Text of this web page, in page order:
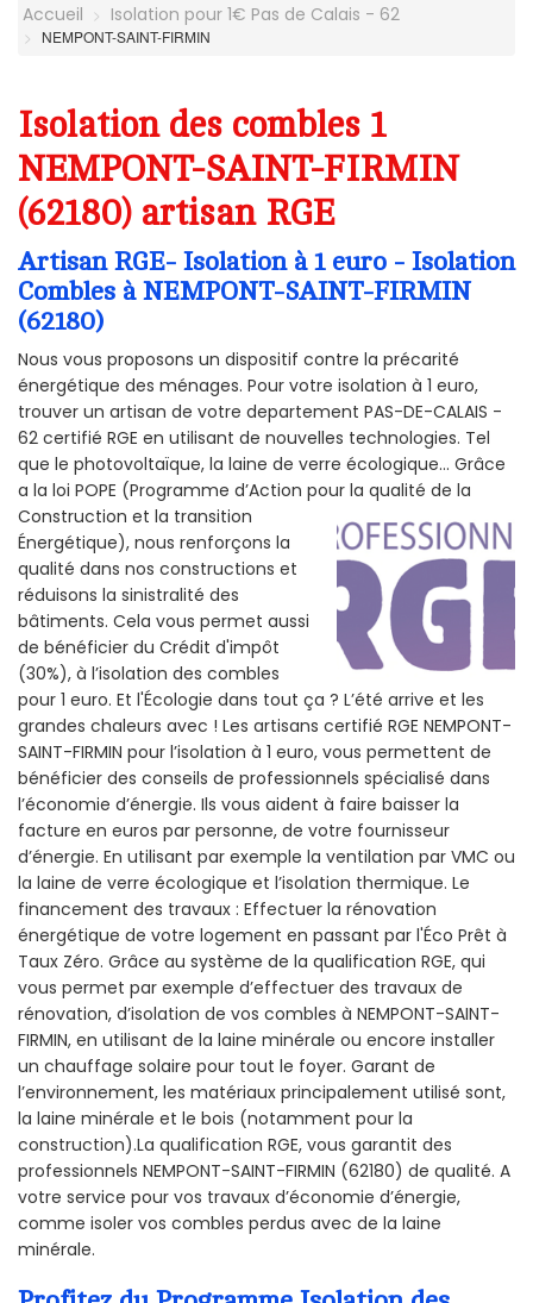
Accueil Isolation pour 1€ Pas de Calais - 62
NEMPONT-SAINT-FIRMIN
Isolation des combles 1
NEMPONT-SAINT-FIRMIN
(62180) artisan RGE
Artisan RGE- Isolation à 1 euro - Isolation
Combles à NEMPONT-SAINT-FIRMIN
(62180)
Nous vous proposons un dispositif contre la précarité
énergétique des ménages. Pour votre isolation à 1 euro,
trouver un artisan de votre departement PAS-DE-CALAIS -
62 certifié RGE en utilisant de nouvelles technologies. Tel
que le photovoltaïque, la laine de verre écologique... Grâce
a la loi POPE (Programme d’Action pour la qualité de la
Construction et la transition
Énergétique), nous renforçons la
qualité dans nos constructions et
réduisons la sinistralité des
bâtiments. Cela vous permet aussi
de bénéficier du Crédit d'impôt
(30%), à l’isolation des combles
pour 1 euro. Et l'Écologie dans tout ça ? L’été arrive et les
grandes chaleurs avec ! Les artisans certifié RGE NEMPONT-
SAINT-FIRMIN pour l’isolation à 1 euro, vous permettent de
bénéficier des conseils de professionnels spécialisé dans
l’économie d’énergie. Ils vous aident à faire baisser la
facture en euros par personne, de votre fournisseur
d’énergie. En utilisant par exemple la ventilation par VMC ou
la laine de verre écologique et l’isolation thermique. Le
financement des travaux : Effectuer la rénovation
énergétique de votre logement en passant par l'Éco Prêt à
Taux Zéro. Grâce au système de la qualification RGE, qui
vous permet par exemple d’effectuer des travaux de
rénovation, d’isolation de vos combles à NEMPONT-SAINT-
FIRMIN, en utilisant de la laine minérale ou encore installer
un chauffage solaire pour tout le foyer. Garant de
l’environnement, les matériaux principalement utilisé sont,
la laine minérale et le bois (notamment pour la
construction).La qualification RGE, vous garantit des
professionnels NEMPONT-SAINT-FIRMIN (62180) de qualité. A
votre service pour vos travaux d’économie d’énergie,
comme isoler vos combles perdus avec de la laine
minérale.